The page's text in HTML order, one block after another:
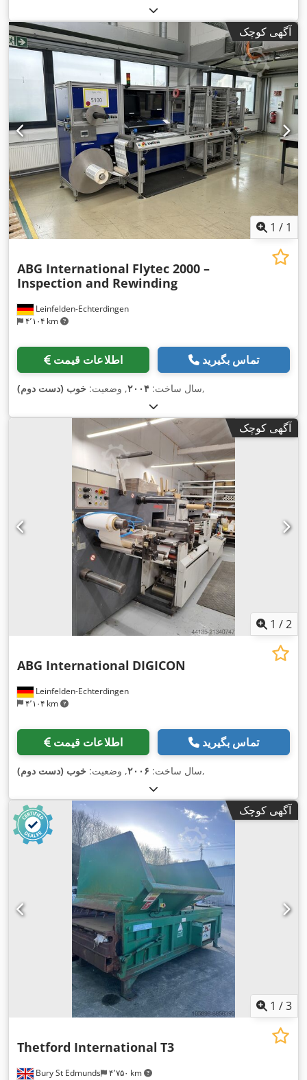
آگهی کوچک
1 / 1
Leinfelden-Echterdingen
۴٬۱۰۴ km
ABG International Flytec 2000 –
Inspection and Rewinding
اطلاعات قیمت تماس بگیرید
سال ساخت: ۲۰۰۴, وضعیت: خوب (دست دوم) ,
آگهی کوچک
1 /2
Leinfelden-Echterdingen
۴٬۱۰۴ km
ABG International DIGICON
اطلاعات قیمت تماس بگیرید
سال ساخت: ۲۰۰۶, وضعیت: خوب (دست دوم) ,
آگهی کوچک
1 /3
Bury St Edmunds ۴٬۷۵۰ km
Thetford International T3